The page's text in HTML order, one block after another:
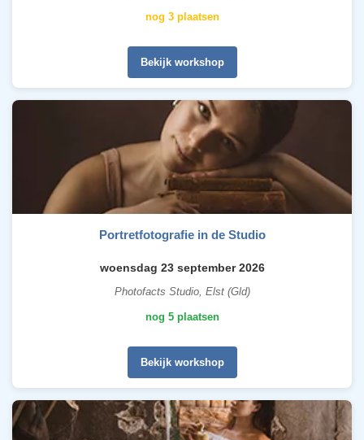
nog 3 plaatsen
Bekijk workshop
Portretfotografie in de Studio
woensdag 23 september 2026
Photofacts Studio, Elst (Gld)
nog 5 plaatsen
Bekijk workshop